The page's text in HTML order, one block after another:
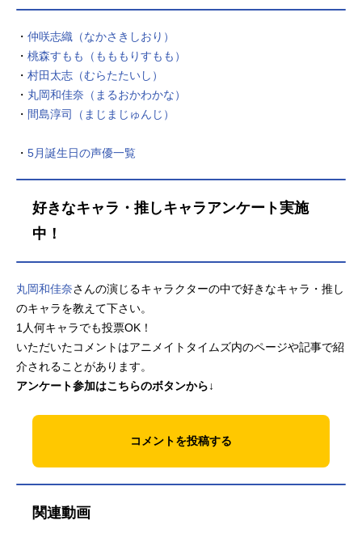
リのあおいとぬいぐるみのようなフ
ォーチュに出会ったの。フォーチュ
のおねがいを叶えられるアイプリを
探しているというあおい。あおいに
もらった特別なミラーパクトを開い
れからアイプリでどんな出会いが待
っているのでしょう？あなたのココ
ロのまんなかでキラッと光る「おね
態TVアニメシリーズプリティーシリ
（日）～テレビ東京系列６局ネット
にてキャスト好実いのり：小川華果
岡和佳奈勇樹おりびあ：岡村明香熱
海ナナ：藤寺美徳望永エマ：鈴木み
タ...
・ 仲咲志織（なかさきしおり）
・ 桃森すもも（もももりすもも）
・ 村田太志（むらたたいし）
・ 丸岡和佳奈（まるおかわかな）
・ 間島淳司（まじまじゅんじ）
・ 5月誕生日の声優一覧
好きなキャラ・推しキャラアンケート実施
中！
丸岡和佳奈さんの演じるキャラクターの中で好きなキャラ・推し
のキャラを教えて下さい。
1人何キャラでも投票OK！
いただいたコメントはアニメイトタイムズ内のページや記事で紹
介されることがあります。
アンケート参加はこちらのボタンから↓
コメントを投稿する
関連動画